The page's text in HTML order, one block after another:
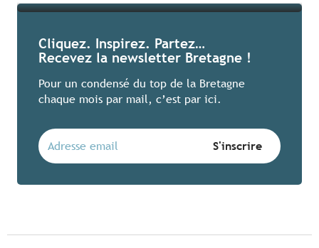
Cliquez. Inspirez. Partez…
Recevez la newsletter Bretagne !
Pour un condensé du top de la Bretagne
chaque mois par mail, c’est par ici.